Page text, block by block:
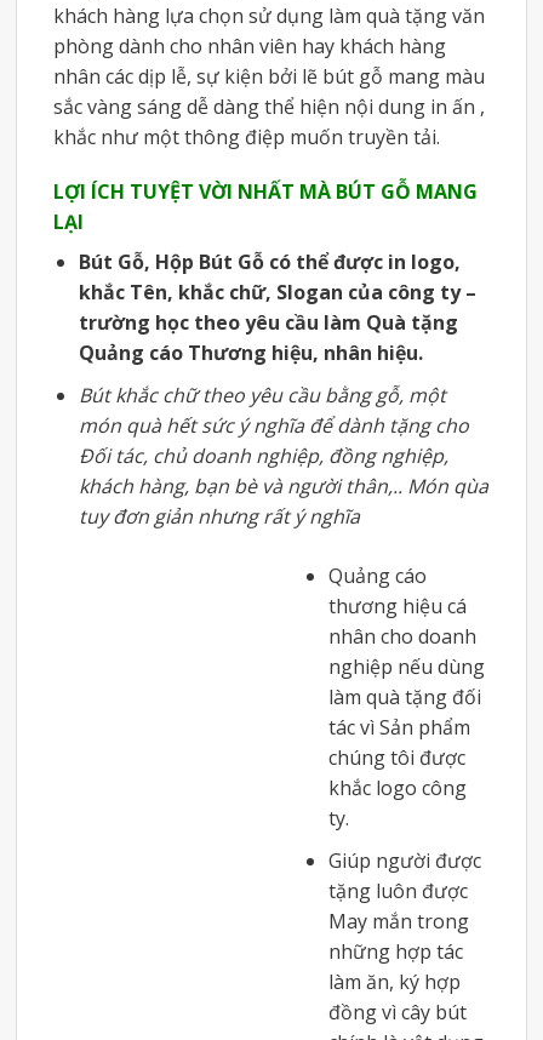
khách hàng lựa chọn sử dụng làm quà tặng văn
phòng dành cho nhân viên hay khách hàng
nhân các dịp lễ, sự kiện bởi lẽ bút gỗ mang màu
sắc vàng sáng dễ dàng thể hiện nội dung in ấn ,
khắc như một thông điệp muốn truyền tải.
LỢI ÍCH TUYỆT VỜI NHẤT MÀ BÚT GỖ MANG
LẠI
Bút Gỗ, Hộp Bút Gỗ có thể được in logo,
khắc Tên, khắc chữ, Slogan của công ty –
trường học theo yêu cầu làm Quà tặng
Quảng cáo Thương hiệu, nhân hiệu.
Bút khắc chữ theo yêu cầu bằng gỗ, một
món quà hết sức ý nghĩa để dành tặng cho
Đối tác, chủ doanh nghiệp, đồng nghiệp,
khách hàng, bạn bè và người thân,.. Món qùa
tuy đơn giản nhưng rất ý nghĩa
Quảng cáo
thương hiệu cá
nhân cho doanh
nghiệp nếu dùng
làm quà tặng đối
tác vì Sản phẩm
chúng tôi được
khắc logo công
ty.
Giúp người được
tặng luôn được
May mắn trong
những hợp tác
làm ăn, ký hợp
đồng vì cây bút